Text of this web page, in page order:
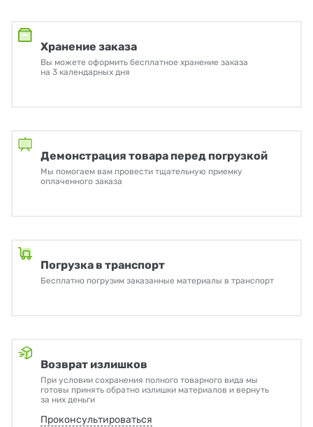
Хранение заказа
Вы можете оформить бесплатное хранение заказа
на 3 календарных дня
Демонстрация товара перед погрузкой
Мы помогаем вам провести тщательную приемку
оплаченного заказа
Погрузка в транспорт
Бесплатно погрузим заказанные материалы в транспорт
Возврат излишков
При условии сохранения полного товарного вида мы
готовы принять обратно излишки материалов и вернуть
за них деньги
Проконсультироваться